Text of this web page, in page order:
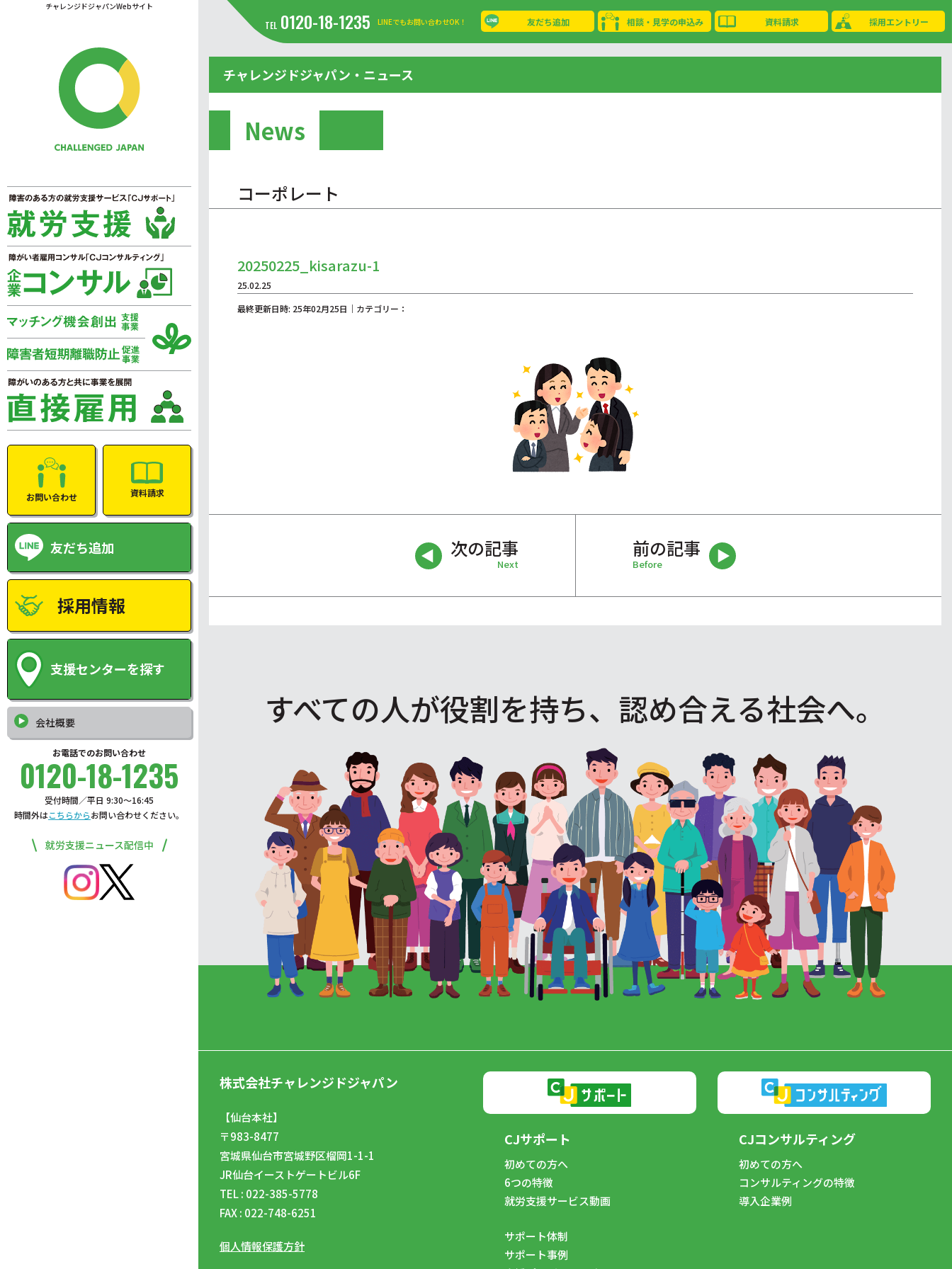
チャレンジドジャパンWebサイト
お問い合わせ 資料請求
友だち追加
採用情報
支援センターを探す
会社概要
お電話でのお問い合わせ
0120-18-1235
受付時間／平日 9:30〜16:45
時間外はこちらからお問い合わせください。
就労支援ニュース配信中
TEL 0120-18-1235 LINEでもお問い合わせOK！ 友だち追加 相談・見学の申込み 資料請求 採用エントリー
チャレンジドジャパン・ニュース
News
コーポレート
20250225_kisarazu-1
25.02.25
最終更新日時: 25年02月25日｜カテゴリー：
次の記事
Next
前の記事
Before
すべての人が役割を持ち、認め合える社会へ。
株式会社チャレンジドジャパン
【仙台本社】
〒983-8477
宮城県仙台市宮城野区榴岡1-1-1
JR仙台イーストゲートビル6F
TEL : 022-385-5778
FAX : 022-748-6251
個人情報保護方針
CJサポート
初めての方へ
6つの特徴
就労支援サービス動画
サポート体制
サポート事例
CJコンサルティング
初めての方へ
コンサルティングの特徴
導入企業例